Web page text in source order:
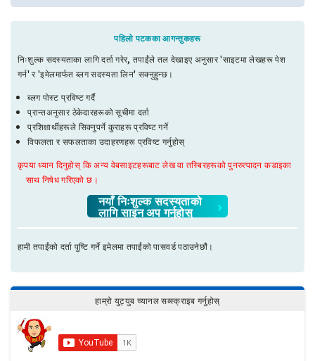
पहिलो पटकका आगन्तुकहरू
निःशुल्क सदस्यताका लागि दर्ता गरेर, तपाईंले तल देखाइए अनुसार 'साइटमा लेखहरू पेश
गर्न' र 'इमेलमार्फत ब्लग सदस्यता लिन' सक्नुहुन्छ।
ब्लग पोस्ट प्रविष्ट गर्दै
प्रान्तअनुसार ठेकेदारहरूको सूचीमा दर्ता
प्रशिक्षार्थीहरूले सिक्नुपर्ने कुराहरू प्रविष्ट गर्ने
विफलता र सफलताका उदाहरणहरू प्रविष्ट गर्नुहोस्
कृपया ध्यान दिनुहोस् कि अन्य वेबसाइटहरूबाट लेख वा तस्बिरहरूको पुनरुत्पादन कडाइका
साथ निषेध गरिएको छ।
नयाँ निःशुल्क सदस्यताको
लागि साइन अप गर्नुहोस्
हामी तपाईंको दर्ता पुष्टि गर्ने इमेलमा तपाईंको पासवर्ड पठाउनेछौं।
हाम्रो युट्युब च्यानल सब्स्क्राइब गर्नुहोस्